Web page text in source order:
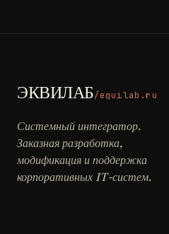
ЭКВИЛАБ/equilab.ru
Системный интегратор.
Заказная разработка,
модификация и поддержка
корпоративных IT-систем.